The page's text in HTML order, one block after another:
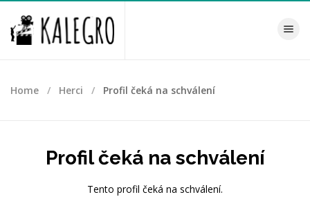
Toggle
Home Herci Profil čeká na schválení
Profil čeká na schválení
Tento profil čeká na schválení.